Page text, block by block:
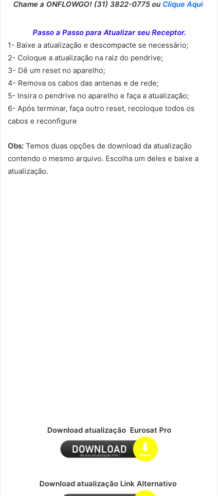
Chame a ONFLOWGO! (31) 3822-0775 ou Clique Aqui
Passo a Passo para Atualizar seu Receptor.
1- Baixe a atualização e descompacte se necessário;
2- Coloque a atualização na raiz do pendrive;
3- Dê um reset no aparelho;
4- Remova os cabos das antenas e de rede;
5- Insira o pendrive no aparelho e faça a atualização;
6- Após terminar, faça outro reset, recoloque todos os
cabos e reconfigure
Obs: Temos duas opções de download da atualização
contendo o mesmo arquivo. Escolha um deles e baixe a
atualização.
Download atualização Eurosat Pro
Download atualização Link Alternativo